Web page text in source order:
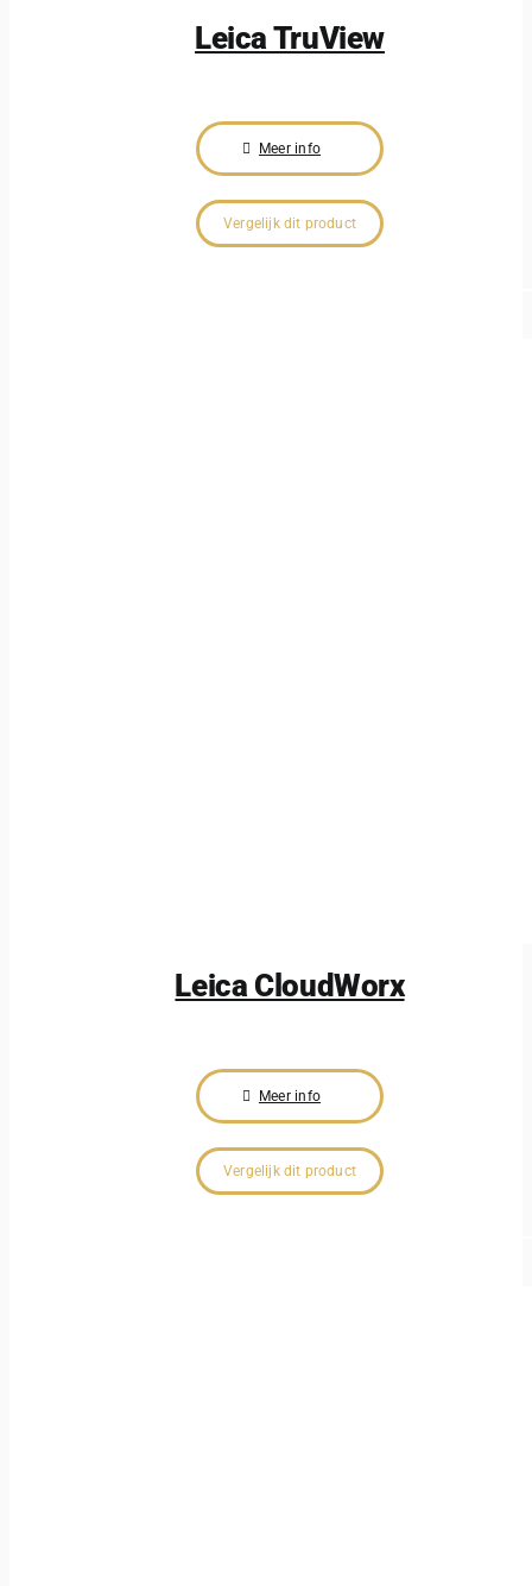
Leica TruView
Meer info
Vergelijk dit product
Leica CloudWorx
Meer info
Vergelijk dit product